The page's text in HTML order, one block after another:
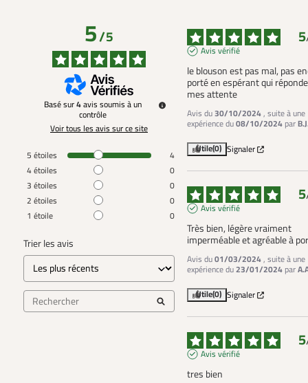
5/5
Basé sur4avis soumis à un
contrôle
Voir tous les avis sur ce site
5 étoiles
4
4étoiles
0
3 étoiles
0
2 étoiles
0
1 étoile 0
Trier les avis
5
Avis vérifié
le blouson est pas mal, pas
porté en espérant qui
mes attente
Avis du30/10/2024, suite à une
expérience du08/10/2024 par
Utile(0) Signaler
5
Avis vérifié
Très bien, légère vraiment
imperméable et agréable à
Avis du01/03/2024, suite à une
expérience du23/01/2024 par
Utile(0) Signaler
5
Avis vérifié
tres bien